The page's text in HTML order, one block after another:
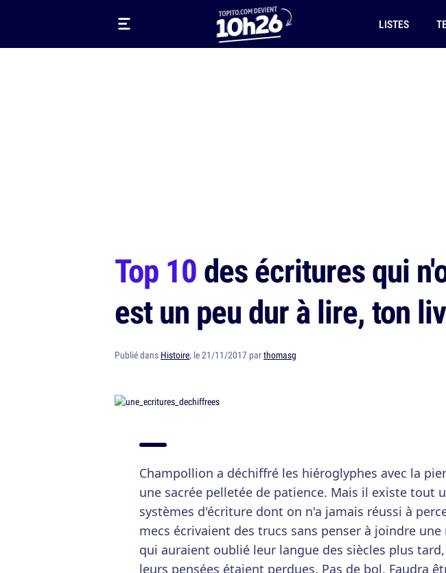
LISTES
Top 10des écritures qui
est un peu dur à lire, ton
Publié dans Histoire, le 21/11/2017 parthomasg
Champollion a déchiffré les hiéroglyphes avec la
une sacrée pelletée de patience. Mais il existe tout
systèmes d'écriture dont on n'a jamais réussi à
mecs écrivaient des trucs sans penser à joindre
qui auraient oublié leur langue des siècles plus
leurs pensées étaient perdues. Pas de bol. Faudra